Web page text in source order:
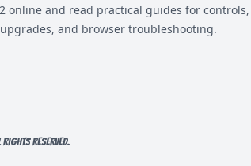
online and read practical guides for controls,
and browser troubleshooting.
rights reserved.